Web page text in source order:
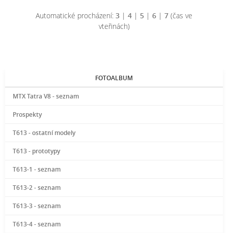
Automatické procházení: 3 | 4 | 5 | 6 | 7 (čas ve
vteřinách)
FOTOALBUM
MTX Tatra V8 - seznam
Prospekty
T613 - ostatní modely
T613 - prototypy
T613-1 - seznam
T613-2 - seznam
T613-3 - seznam
T613-4 - seznam